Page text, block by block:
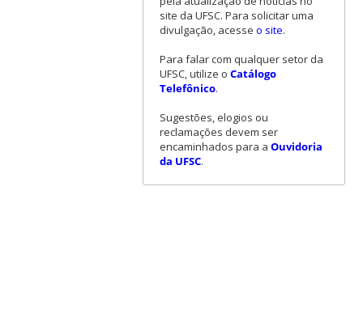
site da UFSC. Para solicitar uma
divulgação, acesse o site.
Para falar com qualquer setor da
UFSC, utilize o Catálogo
Telefônico.
Sugestões, elogios ou
reclamações devem ser
encaminhados para a Ouvidoria
da UFSC.